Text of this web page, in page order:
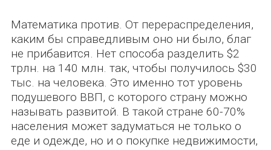
Математика против. От перераспределения,
каким бы справедливым оно ни было, благ
не прибавится. Нет способа разделить $2
трлн. на 140 млн. так, чтобы получилось $30
тыс. на человека. Это именно тот уровень
подушевого ВВП, с которого страну можно
называть развитой. В такой стране 60-70%
населения может задуматься не только о
еде и одежде, но и о покупке недвижимости,